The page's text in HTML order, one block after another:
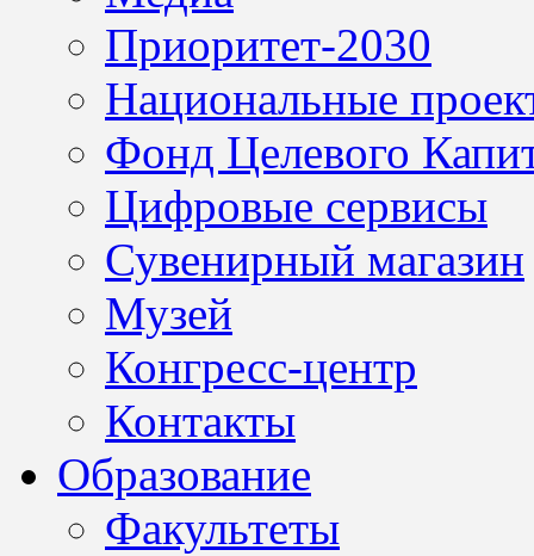
Приоритет-2030
Национальные
Фонд Целевого
Цифровые сервисы
Сувенирный магазин
Музей
Конгресс-центр
Контакты
Образование
Факультеты